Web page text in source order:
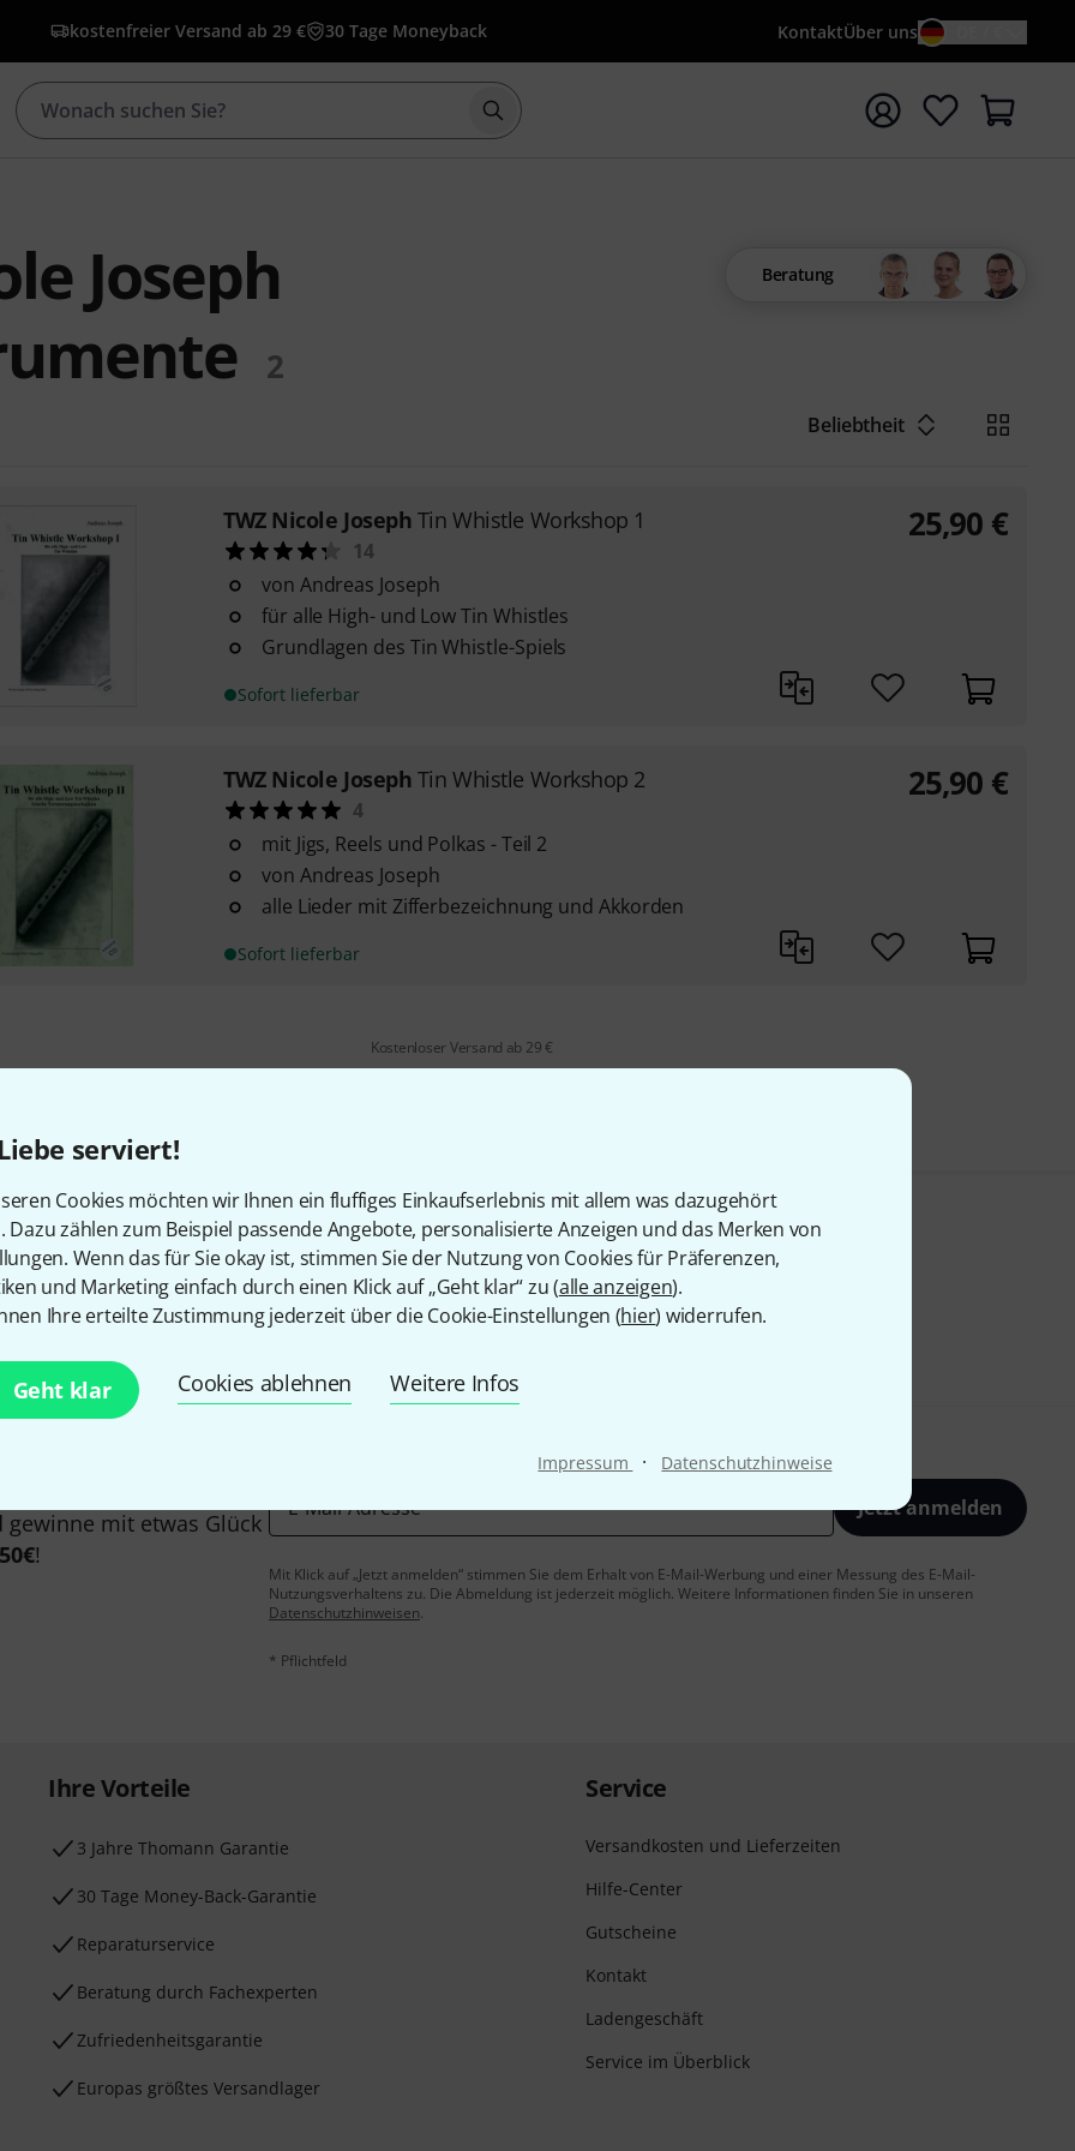
serviert!
Cookies möchten wir Ihnen ein fluffiges Einkaufserlebnis mit allem was dazugehört
Dazu zählen zum Beispiel passende Angebote, personalisierte Anzeigen und das Merken von
Wenn das für Sie okay ist, stimmen Sie der Nutzung von Cookies für Präferenzen,
und Marketing einfach durch einen Klick auf „Geht klar“ zu (alle anzeigen).
Ihre erteilte Zustimmung jederzeit über die Cookie-Einstellungen (hier) widerrufen.
Geht klar Cookies ablehnen Weitere Infos
Impressum · Datenschutzhinweise
kostenfreier Versand ab 29 € 30 Tage Moneyback KontaktÜber uns
Suche mit Suchwort {searchTerm} starten
Joseph
2
Beratung
Beliebtheit
TWZ Nicole Joseph Tin Whistle Workshop 1
14
von Andreas Joseph
für alle High- und Low Tin Whistles
Grundlagen des Tin Whistle-Spiels
Sofort lieferbar
25,90 €
TWZ Nicole Joseph Tin Whistle Workshop 2
4
mit Jigs, Reels und Polkas - Teil 2
von Andreas Joseph
alle Lieder mit Zifferbezeichnung und Akkorden
Sofort lieferbar
25,90 €
Kostenloser Versand ab 29 €
Gefällt Ihnen, was Sie sehen?
Teilen Hilfe & Feedback
mit etwas Glück
50€!
E-Mail-Adresse* Jetzt anmelden
Mit Klick auf „Jetzt anmelden“ stimmen Sie dem Erhalt von E-Mail-Werbung und einer Messung des E-Mail-
Nutzungsverhaltens zu. Die Abmeldung ist jederzeit möglich. Weitere Informationen finden Sie in unseren
Datenschutzhinweisen.
* Pflichtfeld
Ihre Vorteile
3 Jahre Thomann Garantie
30 Tage Money-Back-Garantie
Reparaturservice
Beratung durch Fachexperten
Zufriedenheitsgarantie
Europas größtes Versandlager
Service
Versandkosten und Lieferzeiten
Hilfe-Center
Gutscheine
Kontakt
Ladengeschäft
Service im Überblick